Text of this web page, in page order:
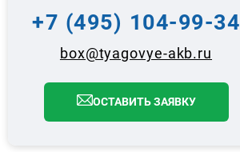
+7 (495) 104-99-34
box@tyagovye-akb.ru
ОСТАВИТЬ ЗАЯВКУ